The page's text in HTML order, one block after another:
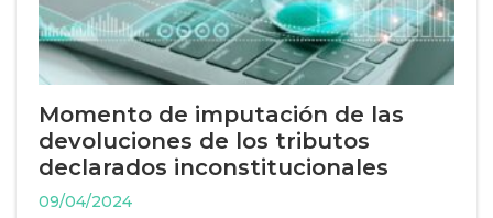
Momento de imputación de las
devoluciones de los tributos
declarados inconstitucionales
09/04/2024